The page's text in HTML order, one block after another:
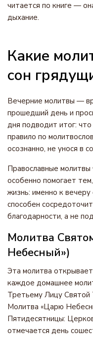
читается по книге —
дыхание.
Какие
сон
Вечерние молитвы —
прошедший день и
дня подводит итог:
правило по
осознанно, не унося в
Православные молитвы
особенно помогает
жизнь: именно к
способен
благодарности, а не
Молитва
Небесный»)
Эта молитва
каждое домашнее
Третьему Лицу
Молитва «Царю
Пятидесятницы:
отмечается день